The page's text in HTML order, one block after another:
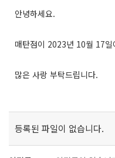
안녕하세요.
매탄점이 2023년 10월 17일
많은 사랑 부탁드립니다.
등록된 파일이 없습니다.